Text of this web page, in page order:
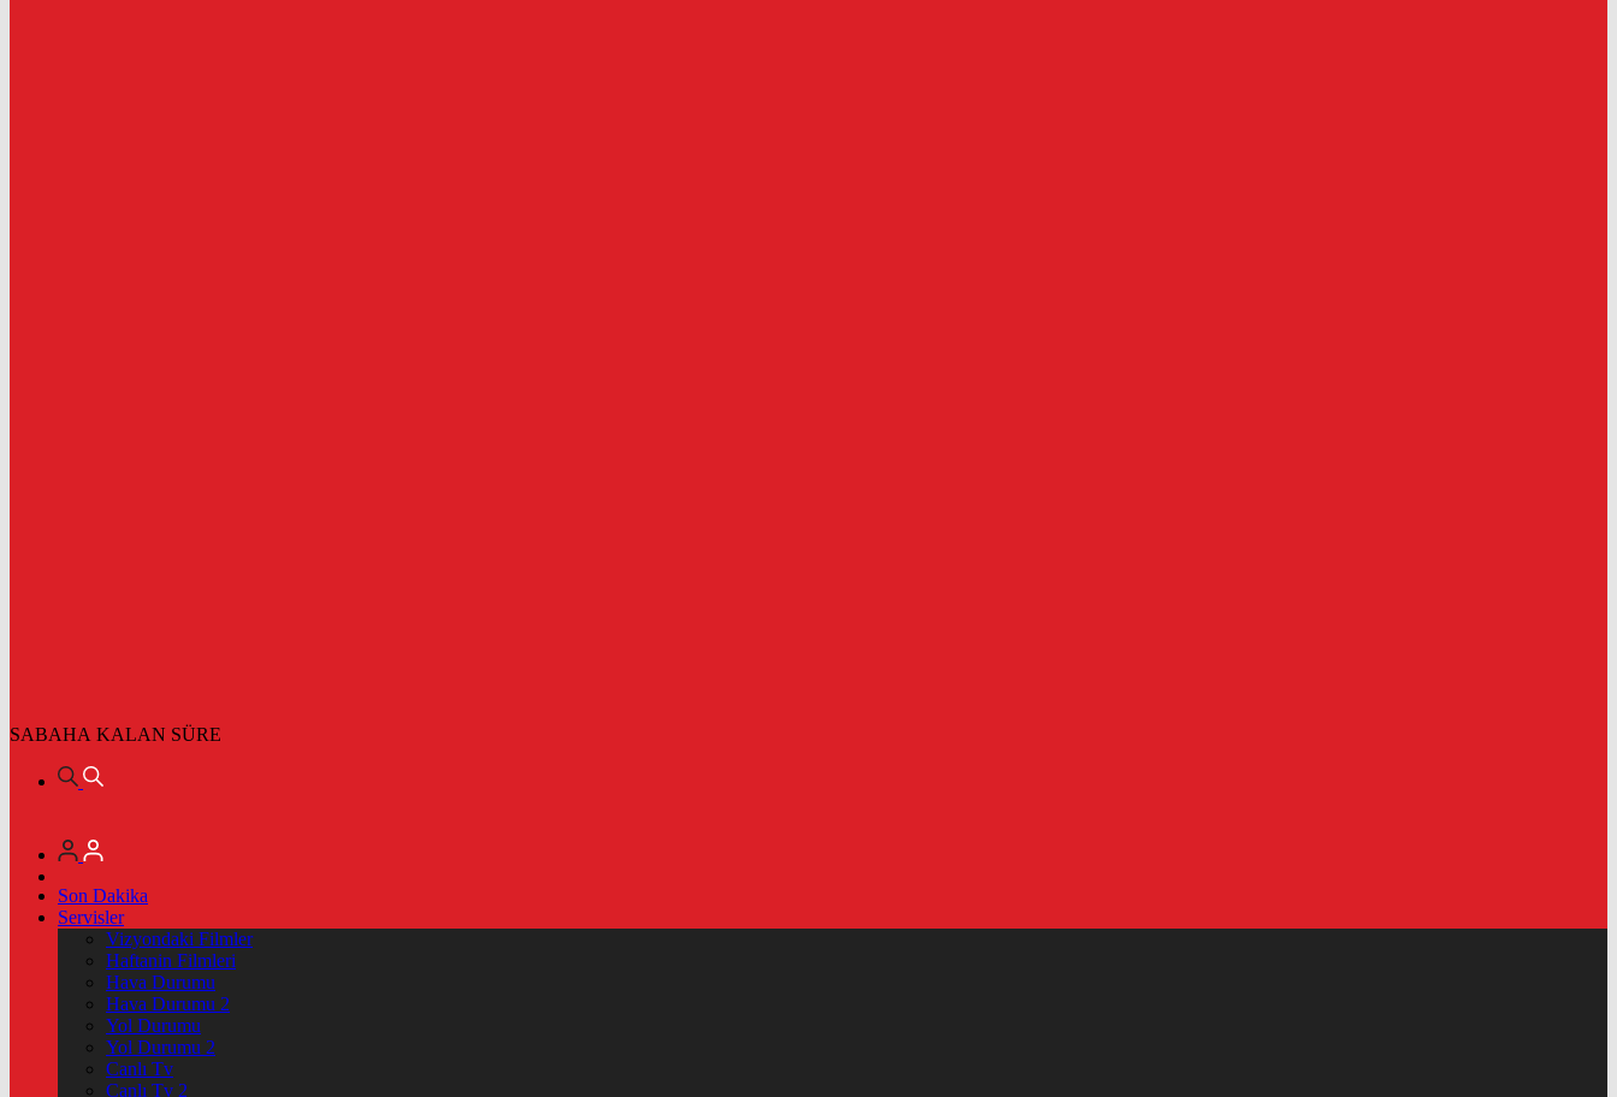
SABAHA KALAN SÜRE
Son Dakika
Servisler
Vizyondaki Filmler
Haftanin Filmleri
Hava Durumu
Hava Durumu 2
Yol Durumu
Yol Durumu 2
Canlı Tv
Canlı Tv 2